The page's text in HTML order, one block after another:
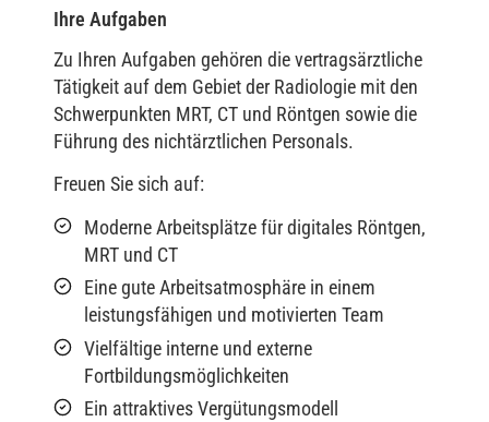
Ihre Aufgaben
Zu Ihren Aufgaben gehören die vertragsärztliche
Tätigkeit auf dem Gebiet der Radiologie mit den
Schwerpunkten MRT, CT und Röntgen sowie die
Führung des nichtärztlichen Personals.
Freuen Sie sich auf:
Moderne Arbeitsplätze für digitales Röntgen,
MRT und CT
Eine gute Arbeitsatmosphäre in einem
leistungsfähigen und motivierten Team
Vielfältige interne und externe
Fortbildungsmöglichkeiten
Ein attraktives Vergütungsmodell